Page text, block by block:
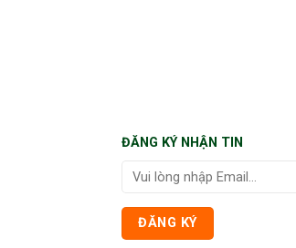
ĐĂNG KÝ NHẬN TIN